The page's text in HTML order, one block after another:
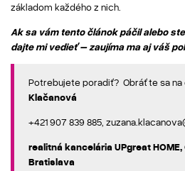
základom každého z nich.
Ak sa vám tento článok páčil alebo
dajte mi vedieť – zaujíma ma aj váš
Potrebujete poradiť? Obráťte sa na
Klačanová
+421 907 839 885,
realitná kancelária UPgreat HOME,
Bratislava